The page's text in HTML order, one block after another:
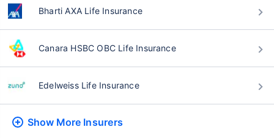
Bharti AXA Life Insurance
Canara HSBC OBC Life Insurance
Edelweiss Life Insurance
Show More Insurers